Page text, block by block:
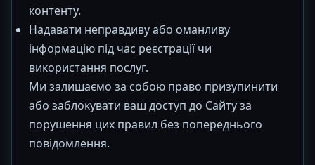
контенту.
Надавати неправдиву або оманливу
інформацію під час реєстрації чи
використання послуг.
Ми залишаємо за собою право призупинити
або заблокувати ваш доступ до Сайту за
порушення цих правил без попереднього
повідомлення.